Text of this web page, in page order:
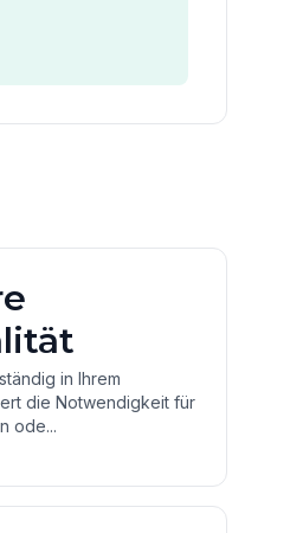
in Ihrem
die Notwendigkeit für
ode...